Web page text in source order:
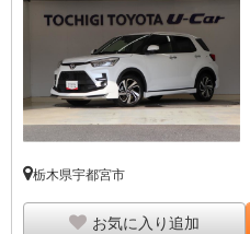
栃木県宇都宮市
お気に入り追加